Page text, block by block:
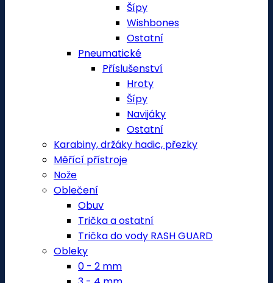
Šípy
Wishbones
Ostatní
Pneumatické
Příslušenství
Hroty
Šípy
Navijáky
Ostatní
Karabiny, držáky hadic, přezky
Měřící přístroje
Nože
Oblečení
Obuv
Trička a ostatní
Trička do vody RASH GUARD
Obleky
0 - 2 mm